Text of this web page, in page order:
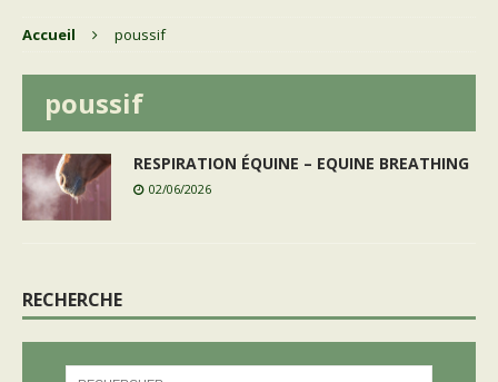
Accueil poussif
poussif
RESPIRATION ÉQUINE – EQUINE BREATHING
02/06/2026
RECHERCHE